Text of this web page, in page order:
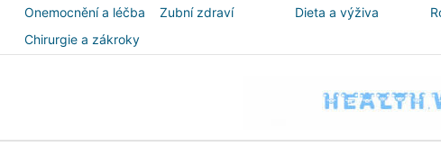
Onemocnění a léčba Zubní zdraví Dieta a výživa
Chirurgie a zákroky